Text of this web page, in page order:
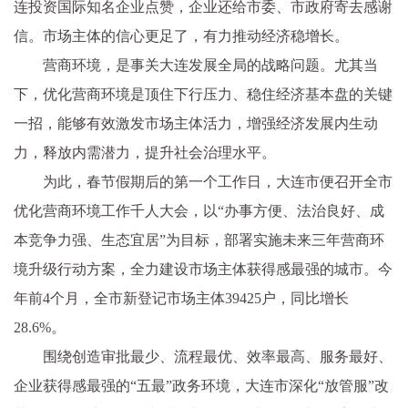
连投资国际知名企业点赞，企业还给市委、市政府寄去感谢
信。市场主体的信心更足了，有力推动经济稳增长。
营商环境，是事关大连发展全局的战略问题。尤其当
下，优化营商环境是顶住下行压力、稳住经济基本盘的关键
一招，能够有效激发市场主体活力，增强经济发展内生动
力，释放内需潜力，提升社会治理水平。
为此，春节假期后的第一个工作日，大连市便召开全市
优化营商环境工作千人大会，以“办事方便、法治良好、成
本竞争力强、生态宜居”为目标，部署实施未来三年营商环
境升级行动方案，全力建设市场主体获得感最强的城市。今
年前4个月，全市新登记市场主体39425户，同比增长
28.6%。
围绕创造审批最少、流程最优、效率最高、服务最好、
企业获得感最强的“五最”政务环境，大连市深化“放管服”改